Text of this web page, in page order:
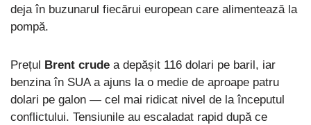
deja în buzunarul fiecărui european care alimentează la
pompă.
Prețul Brent crude a depășit 116 dolari pe baril, iar
benzina în SUA a ajuns la o medie de aproape patru
dolari pe galon — cel mai ridicat nivel de la începutul
conflictului. Tensiunile au escaladat rapid după ce